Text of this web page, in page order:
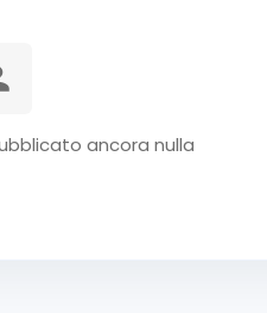
ancora nulla